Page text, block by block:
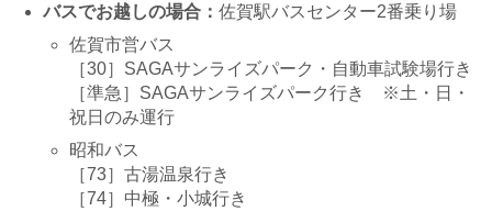
バスでお越しの場合： 佐賀駅バスセンター2番乗り場
佐賀市営バス
［30］SAGAサンライズパーク・自動車試験場行き
［準急］SAGAサンライズパーク行き ※土・日・
祝日のみ運行
昭和バス
［73］古湯温泉行き
［74］中極・小城行き